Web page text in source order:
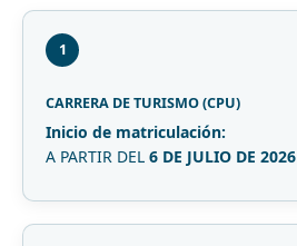
1
CARRERA DE TURISMO (CPU)
Inicio de matriculación:
A PARTIR DEL 6 DE JULIO DE 2026